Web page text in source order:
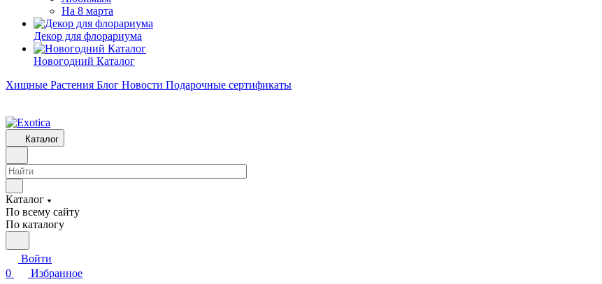
На 8 марта
Декор для флорариума
Новогодний Каталог
Хищные Растения Блог Новости Подарочные сертификаты
Каталог
Каталог
По всему сайту
По каталогу
Войти
0
Избранное